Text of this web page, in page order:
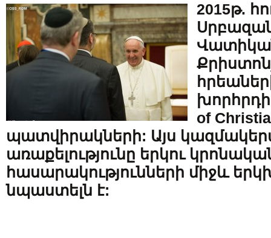
2015թ.
խորհրդի
of
պատվիրակների: Այս
առաքելությունը երկու
հասարակությունների միջև
նպաստելն է: